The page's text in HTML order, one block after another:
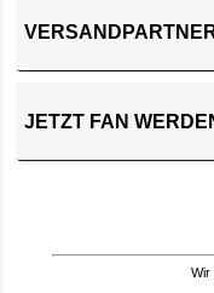
JETZT FAN
Wir